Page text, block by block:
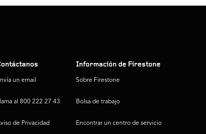
un email
al 800 222 27 43
de Privacidad
Información de Firestone
Sobre Firestone
Bolsa de trabajo
Encontrar un centro de servicio